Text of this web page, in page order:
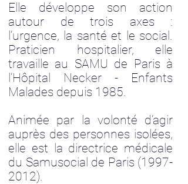
Elle développe son action
autour de trois axes :
l’urgence, la santé et le social.
Praticien hospitalier, elle
travaille au SAMU de Paris à
l’Hôpital Necker - Enfants
Malades depuis 1985.
Animée par la volonté d’agir
auprès des personnes isolées,
elle est la directrice médicale
du Samusocial de Paris (1997-
2012).